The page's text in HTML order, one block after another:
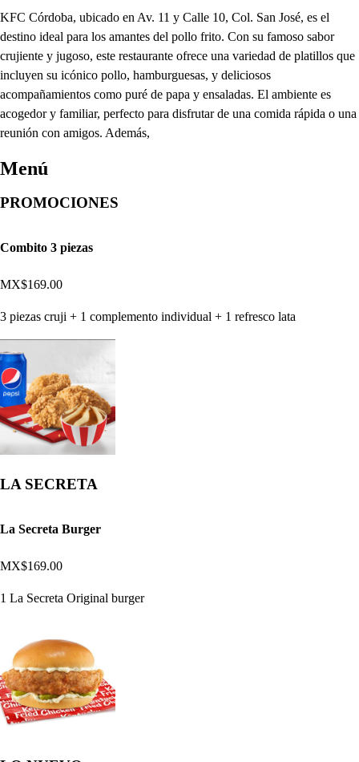
KFC Córdoba, ubicado en Av. 11 y Calle 10, Col. San José, es el
destino ideal para los amantes del pollo frito. Con su famoso sabor
crujiente y jugoso, este restaurante ofrece una variedad de platillos que
incluyen su icónico pollo, hamburguesas, y deliciosos
acompañamientos como puré de papa y ensaladas. El ambiente es
acogedor y familiar, perfecto para disfrutar de una comida rápida o una
reunión con amigos. Además,
Menú
PROMOCIONES
Combito 3 piezas
MX$169.00
3 piezas cruji + 1 complemento individual + 1 refresco lata
LA SECRETA
La Secreta Burger
MX$169.00
1 La Secreta Original burger